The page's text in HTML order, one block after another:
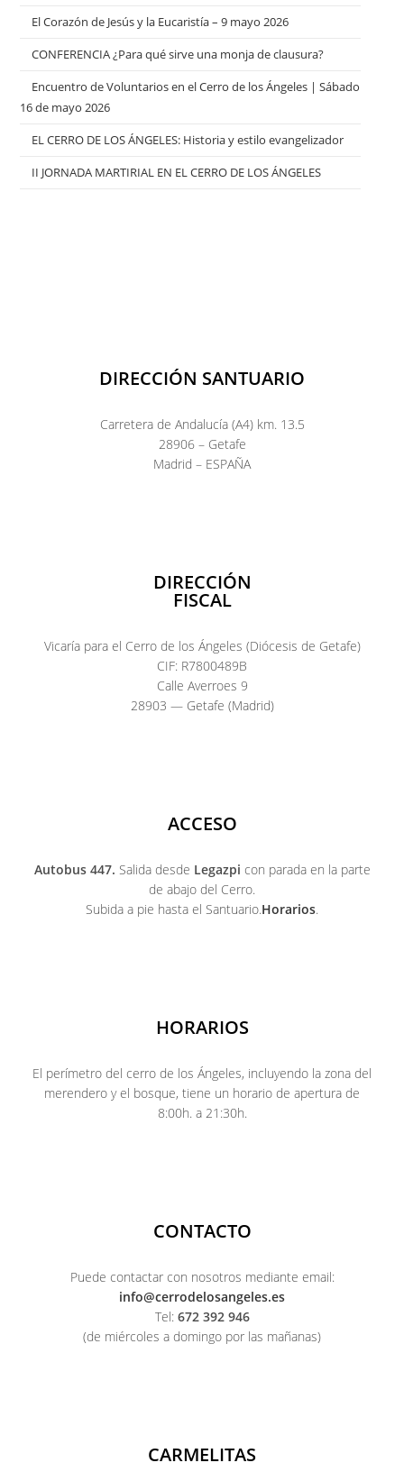
El Corazón de Jesús y la Eucaristía – 9 mayo 2026
CONFERENCIA ¿Para qué sirve una monja de clausura?
Encuentro de Voluntarios en el Cerro de los Ángeles | Sábado
16 de mayo 2026
EL CERRO DE LOS ÁNGELES: Historia y estilo evangelizador
II JORNADA MARTIRIAL EN EL CERRO DE LOS ÁNGELES
DIRECCIÓN SANTUARIO
Carretera de Andalucía (A4) km. 13.5
28906 – Getafe
Madrid – ESPAÑA
DIRECCIÓN
FISCAL
Vicaría para el Cerro de los Ángeles (Diócesis de Getafe)
CIF: R7800489B
Calle Averroes 9
28903 — Getafe (Madrid)
ACCESO
Autobus 447. Salida desde Legazpi con parada en la parte
de abajo del Cerro.
Subida a pie hasta el Santuario.Horarios.
HORARIOS
El perímetro del cerro de los Ángeles, incluyendo la zona del
merendero y el bosque, tiene un horario de apertura de
8:00h. a 21:30h.
CONTACTO
Puede contactar con nosotros mediante email:
info@cerrodelosangeles.es
Tel: 672 392 946
(de miércoles a domingo por las mañanas)
CARMELITAS